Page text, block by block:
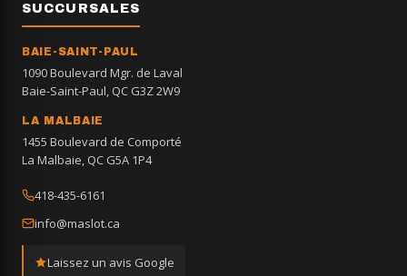
SUCCURSALES
BAIE-SAINT-PAUL
1090 Boulevard Mgr. de Laval
Baie-Saint-Paul, QC G3Z 2W9
LA MALBAIE
1455 Boulevard de Comporté
La Malbaie, QC G5A 1P4
418-435-6161
info@maslot.ca
Laissez un avis Google